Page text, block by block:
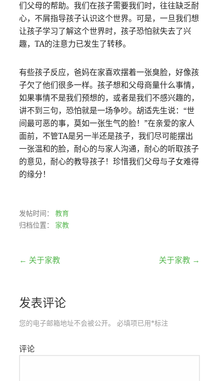
们父母的帮助。我们在孩子需要我们时，往往缺乏耐
心，不屑指导孩子认识这个世界。可是，一旦我们想
让孩子学习了解这个世界时，孩子恐怕就失去了兴
趣，TA的注意力已发生了转移。
有些孩子反应，爸妈在家喜欢摆着一张臭脸，好像孩
子欠了他们很多一样。孩子想和父母商量什么事情，
如果事情不是我们预想的，或者是我们不感兴趣的，
讲不到三句，恐怕就是一场争吵。胡适先生说：“世
间最可恶的事，莫如一张生气的脸！”在亲爱的家人
面前，不管TA是另一半还是孩子，我们尽可能摆出
一张温和的脸，耐心的与家人沟通，耐心的听取孩子
的意见，耐心的教导孩子！珍惜我们父母与子女难得
的缘分！
发帖时间： 教育
归档位置： 家教
文
导
航
← 关于家教 关于家教 →
发表评论
您的电子邮箱地址不会被公开。 必填项已用*标注
评论